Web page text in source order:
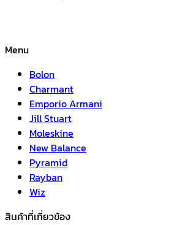
Menu
Bolon
Charmant
Emporio Armani
Jill Stuart
Moleskine
New Balance
Pyramid
Rayban
Wiz
สินค้าที่เกี่ยวข้อง